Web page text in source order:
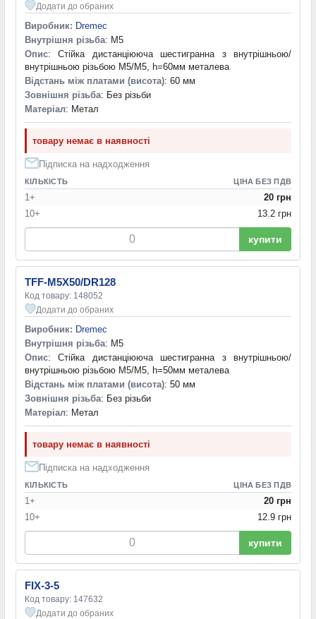
Додати до обраних
Виробник: Dremec
Внутрішня різьба: M5
Опис: Стійка дистанціююча шестигранна з внутрішньою/
внутрішньою різьбою M5/M5, h=60мм металева
Відстань між платами (висота): 60 мм
Зовнішня різьба: Без різьби
Матеріал: Метал
товару немає в наявності
Підписка на надходження
КІЛЬКІСТЬ ЦІНА БЕЗ ПДВ
1+
20 грн
10+
13.2 грн
купити
TFF-M5X50/DR128
Код товару: 148052
Додати до обраних
Виробник: Dremec
Внутрішня різьба: M5
Опис: Стійка дистанціююча шестигранна з внутрішньою/
внутрішньою різьбою M5/M5, h=50мм металева
Відстань між платами (висота): 50 мм
Зовнішня різьба: Без різьби
Матеріал: Метал
товару немає в наявності
Підписка на надходження
КІЛЬКІСТЬ ЦІНА БЕЗ ПДВ
1+
20 грн
10+
12.9 грн
купити
FIX-3-5
Код товару: 147632
Додати до обраних